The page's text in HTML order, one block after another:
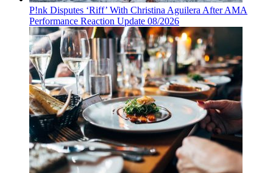
P!nk Disputes ‘Riff’ With Christina Aguilera After AMA
Performance Reaction Update 08/2026